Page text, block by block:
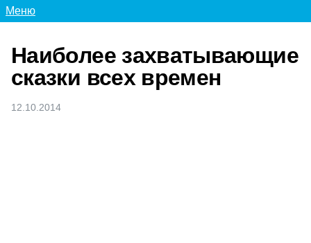
Меню
Наиболее захватывающие
сказки всех времен
12.10.2014